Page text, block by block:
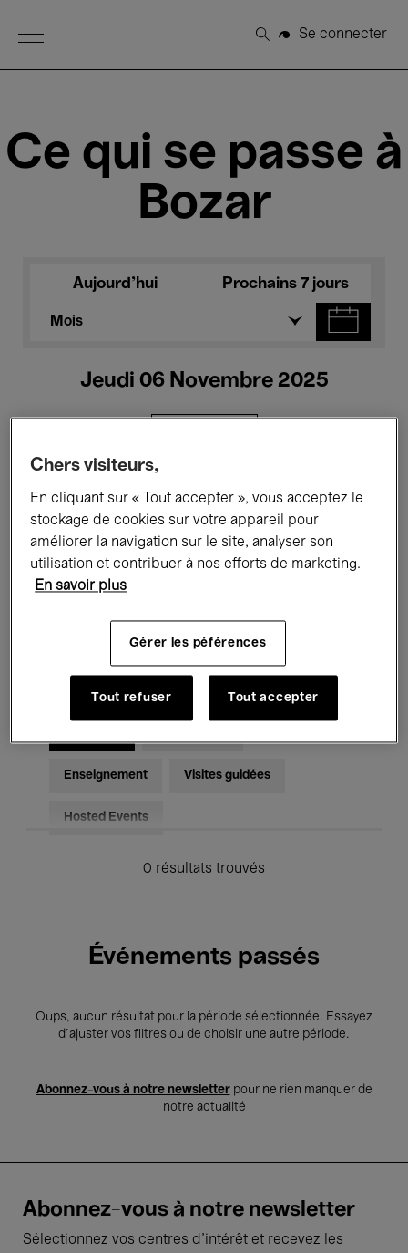
Open Menu
Rechercher
Se connecter
Ce qui se passe à
Bozar
Aujourd'hui Prochains 7 jours
Mois
Jeudi 06 Novembre 2025
Tous les événements Concerts
Expositions Performances
Rencontres & Débats
Musique classique Global Music
Enseignement Visites guidées
Hosted Events
0 résultats trouvés
Événements passés
Oups, aucun résultat pour la période sélectionnée. Essayez
d’ajuster vos filtres ou de choisir une autre période.
Abonnez-vous à notre newsletterpour ne rien manquer de
notre actualité
Abonnez-vous à notre newsletter
Sélectionnez vos centres d'intérêt et recevez les
Chers visiteurs,
En cliquant sur « Tout accepter », vous acceptez le
stockage de cookies sur votre appareil pour
améliorer la navigation sur le site, analyser son
utilisation et contribuer à nos efforts de marketing.
En savoir plus
Gérer les péférences
Tout refuser Tout accepter